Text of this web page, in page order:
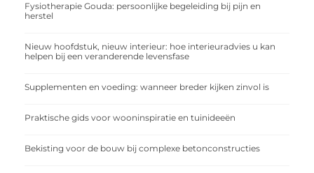
Fysiotherapie Gouda: persoonlijke begeleiding bij pijn en
herstel
Nieuw hoofdstuk, nieuw interieur: hoe interieuradvies u kan
helpen bij een veranderende levensfase
Supplementen en voeding: wanneer breder kijken zinvol is
Praktische gids voor wooninspiratie en tuinideeën
Bekisting voor de bouw bij complexe betonconstructies